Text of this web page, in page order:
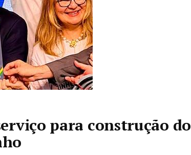
para construção do